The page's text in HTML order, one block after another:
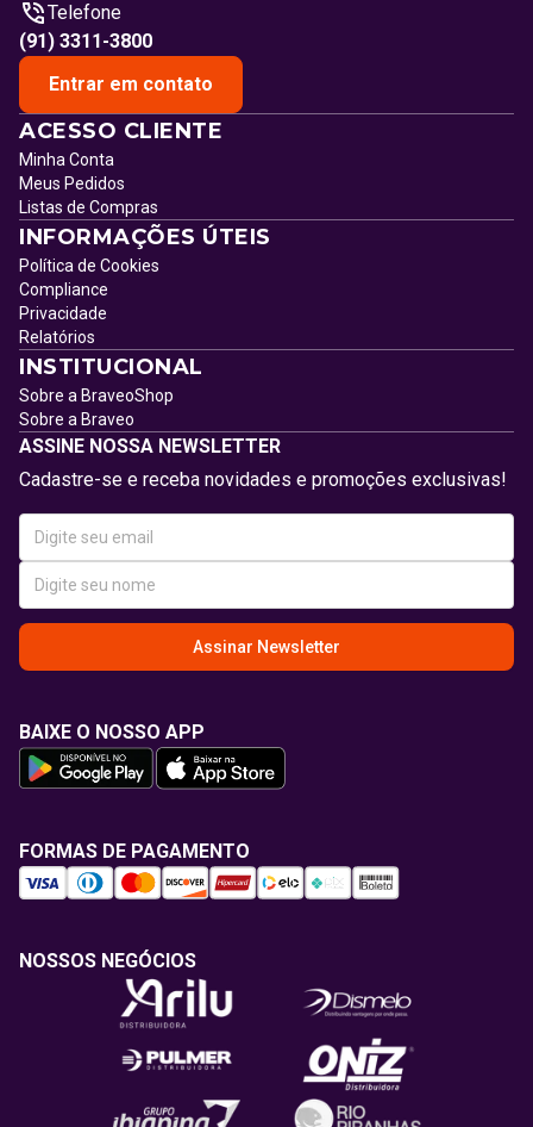
Telefone
(91) 3311-3800
Entrar em contato
ACESSO CLIENTE
Minha Conta
Meus Pedidos
Listas de Compras
INFORMAÇÕES ÚTEIS
Política de Cookies
Compliance
Privacidade
Relatórios
INSTITUCIONAL
Sobre a BraveoShop
Sobre a Braveo
ASSINE NOSSA NEWSLETTER
Cadastre-se e receba novidades e promoções exclusivas!
Assinar Newsletter
BAIXE O NOSSO APP
FORMAS DE PAGAMENTO
NOSSOS NEGÓCIOS